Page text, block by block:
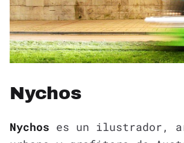
Nychos
Nychos es un ilustrador,